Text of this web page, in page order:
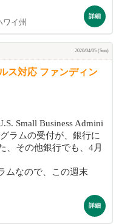
ワイ州
詳細
2020/04/05 (Sun)
ス対応 ファンディン
Small Business Admini
ラムの受付が、銀行に
、その他銀行でも、4月
ムなので、この週末
詳細